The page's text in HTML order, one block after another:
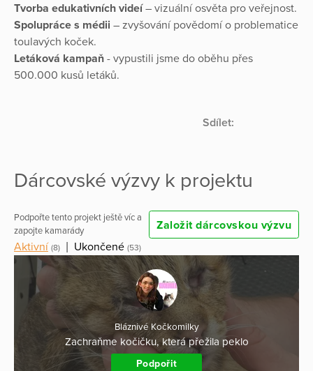
Tvorba edukativních videí– vizuální osvěta pro veřejnost.
Spolupráce s médii – zvyšování povědomí o problematice
toulavých koček.
Letáková kampaň - vypustili jsme do oběhu přes
500.000 kusů letáků.
Sdílet:
Dárcovské výzvy k projektu
Podpořte tento projekt ještě víc a
zapojte kamarády
Založit dárcovskou výzvu
Aktivní (8) Ukončené (53)
Bláznivé Kočkomilky
Zachraňme kočičku, která přežila peklo
Podpořit